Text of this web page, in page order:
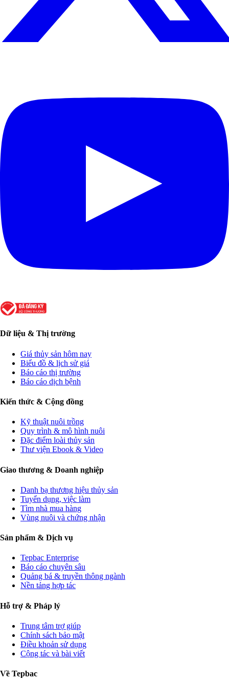
Dữ liệu & Thị trường
Giá thủy sản hôm nay
Biểu đồ & lịch sử giá
Báo cáo thị trường
Báo cáo dịch bệnh
Kiến thức & Cộng đồng
Kỹ thuật nuôi trồng
Quy trình & mô hình nuôi
Đặc điểm loài thủy sản
Thư viện Ebook & Video
Giao thương & Doanh nghiệp
Danh bạ thương hiệu thủy sản
Tuyển dụng, việc làm
Tìm nhà mua hàng
Vùng nuôi và chứng nhận
Sản phẩm & Dịch vụ
Tepbac Enterprise
Báo cáo chuyên sâu
Quảng bá & truyền thông ngành
Nền tảng hợp tác
Hỗ trợ & Pháp lý
Trung tâm trợ giúp
Chính sách bảo mật
Điều khoản sử dụng
Cộng tác và bài viết
Về Tepbac